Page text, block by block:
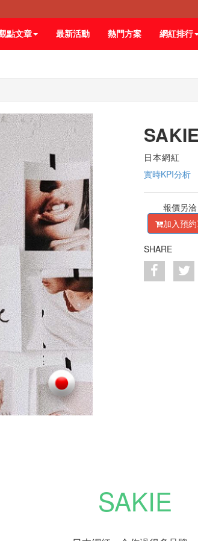
點文章 最新活動 熱門方案 網紅排行
SAKIE
日本網紅
實時KPI分析
報價另洽
加入預
SHARE
SAKIE